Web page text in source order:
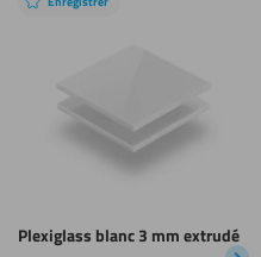
Plexiglass blanc 3 mm extrudé